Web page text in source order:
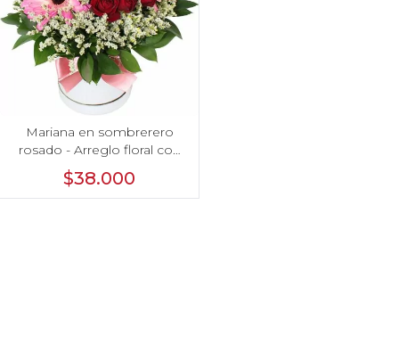
Mariana en sombrerero
rosado - Arreglo floral con
gerberas rosado, minirosas
y limonium
$38.000